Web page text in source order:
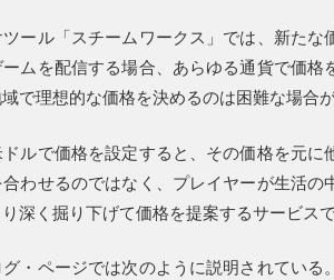
ール「スチームワークス」では、新た
ムを配信する場合、あらゆる通貨で価
で理想的な価格を決めるのは困難な場合が
ルで価格を設定すると、その価格を元
わせるのではなく、プレイヤーが生活
深く掘り下げて価格を提案するサービス
・ページでは次のように説明されている